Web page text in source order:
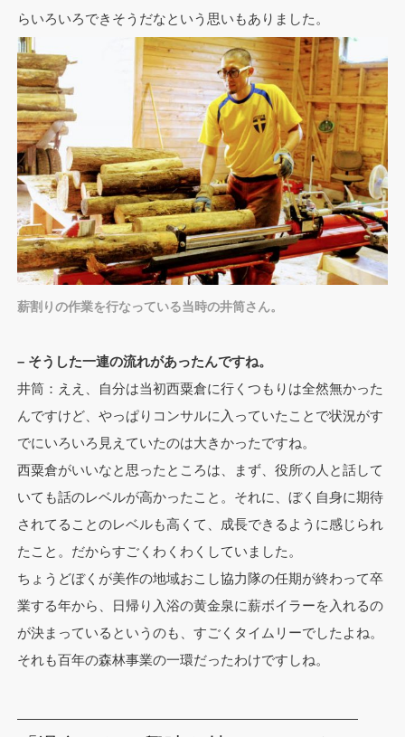
らいろいろできそうだなという思いもありました。
薪割りの作業を行なっている当時の井筒さん。
– そうした一連の流れがあったんですね。
井筒：ええ、自分は当初西粟倉に行くつもりは全然無かった
んですけど、やっぱりコンサルに入っていたことで状況がす
でにいろいろ見えていたのは大きかったですね。
西粟倉がいいなと思ったところは、まず、役所の人と話して
いても話のレベルが高かったこと。それに、ぼく自身に期待
されてることのレベルも高くて、成長できるように感じられ
たこと。だからすごくわくわくしていました。
ちょうどぼくが美作の地域おこし協力隊の任期が終わって卒
業する年から、日帰り入浴の黄金泉に薪ボイラーを入れるの
が決まっているというのも、すごくタイムリーでしたよね。
それも百年の森林事業の一環だったわけですしね。